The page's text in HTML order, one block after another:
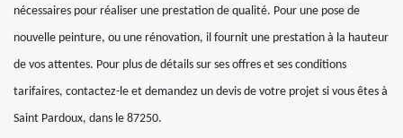
nécessaires pour réaliser une prestation de qualité. Pour une pose de
nouvelle peinture, ou une rénovation, il fournit une prestation à la hauteur
de vos attentes. Pour plus de détails sur ses offres et ses conditions
tarifaires, contactez-le et demandez un devis de votre projet si vous êtes à
Saint Pardoux, dans le 87250.